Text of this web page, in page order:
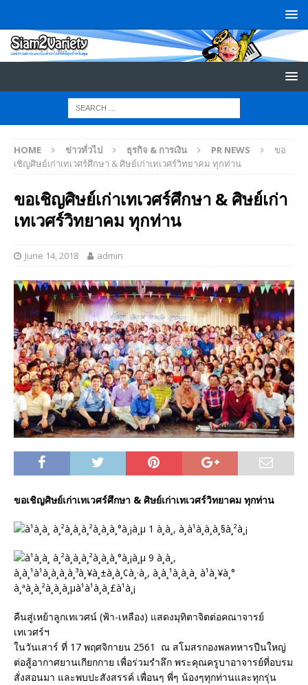
HOME ข่าวทั่วไป ธุรกิจ & การเงิน PR NEWS
ขอ
เชิญศิษย์เก่าเทเวศร์ศึกษา & ศิษย์เก่าเทเวศร์วิทยาคม ทุกท่าน
ขอเชิญศิษย์เก่าเทเวศร์ศึกษา & ศิษย์เก่า
เทเวศร์วิทยาคม ทุกท่าน
June 14, 2018 admin
ขอเชิญศิษย์เก่าเทเวศร์ศึกษา & ศิษย์เก่าเทเวศร์วิทยาคม ทุกท่าน
คืนสู่เหย้าลูกเทเวศน์ (ฟ้า-เหลือง) แสดงมุทิตาจิตต่อคณาจารย์
เทเวศร์ฯ
ในวันเสาร์ ที่ 17 พฤศจิกายน 2561 ณ สโมสรกองพลทหารปืนใหญ่
ต่อสู้อากาศยานเกียกกาย เพื่อร่วมรำลึก พระคุณครูบาอาจารย์ที่อบรม
สั่งสอนมา และพบปะสังสรรค์ เพื่อนๆ พี่ๆ น้องๆทุกท่านและทุกรุ่น